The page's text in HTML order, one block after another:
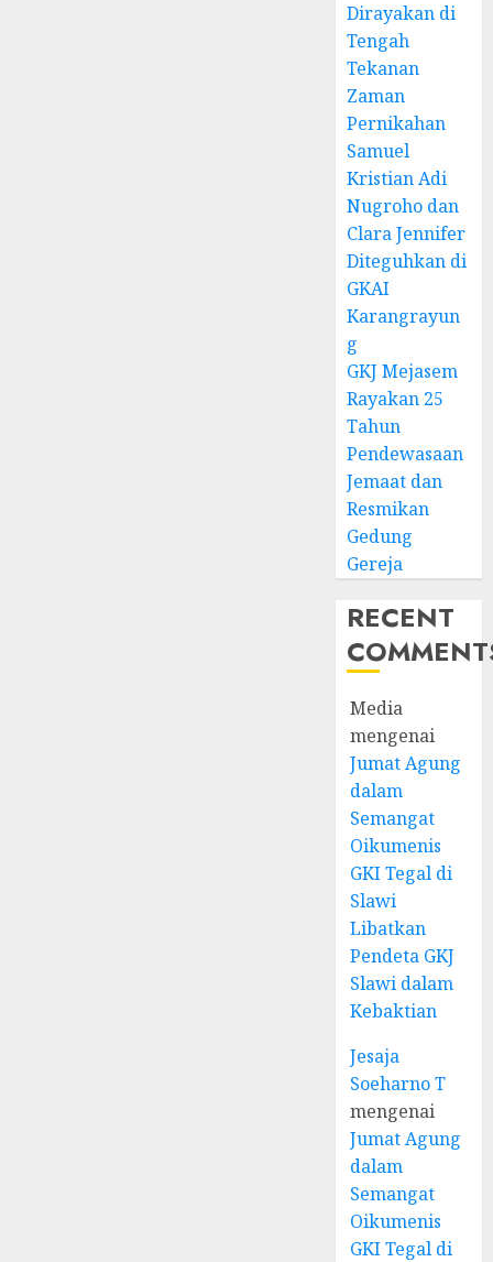
Dirayakan di
Tengah
Tekanan
Zaman
Pernikahan
Samuel
Kristian Adi
Nugroho dan
Clara Jennifer
Diteguhkan di
GKAI
Karangrayun
g
GKJ Mejasem
Rayakan 25
Tahun
Pendewasaan
Jemaat dan
Resmikan
Gedung
Gereja
RECENT
Media
mengenai
Jumat Agung
dalam
Semangat
Oikumenis
GKI Tegal di
Slawi
Libatkan
Pendeta GKJ
Slawi dalam
Kebaktian
Jesaja
Soeharno T
mengenai
Jumat Agung
dalam
Semangat
Oikumenis
GKI Tegal di